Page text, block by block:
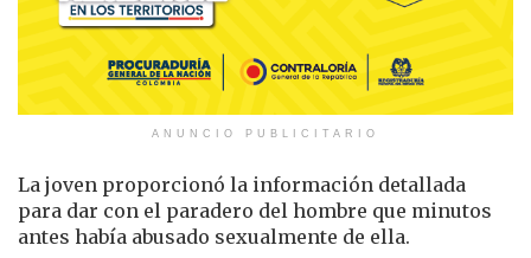
ANUNCIO PUBLICITARIO
La joven proporcionó la información detallada
para dar con el paradero del hombre que minutos
antes había abusado sexualmente de ella.